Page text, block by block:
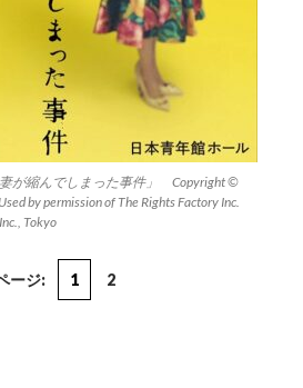
が縮んでしまった事件」 Copyright ©
by permission of The Rights Factory Inc.
Tokyo
ージ: 1 2